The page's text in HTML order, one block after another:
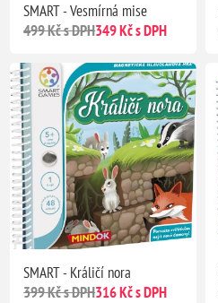
SMART - Vesmírná mise
499 Kč s DPH349 Kč s DPH
SMART - Králičí nora
399 Kč s DPH316 Kč s DPH